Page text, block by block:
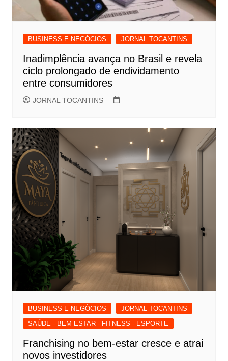
BUSINESS E NEGÓCIOS JORNAL TOCANTINS
Inadimplência avança no Brasil e revela
ciclo prolongado de endividamento
entre consumidores
JORNAL TOCANTINS
BUSINESS E NEGÓCIOS
JORNAL TOCANTINS
SAÚDE - BEM ESTAR - FITNESS - ESPORTE
Franchising no bem-estar cresce e atrai
novos investidores